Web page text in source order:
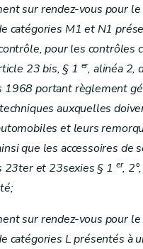
sur rendez-vous pour
catégories M1 et N1
pour les contrôles
23 bis, § 1 er, alinéa 2,
1968 portant règlement
auxquelles
et leurs
que les accessoires de
23ter et 23sexies § 1 er,
sur rendez-vous pour
catégories L présentés à